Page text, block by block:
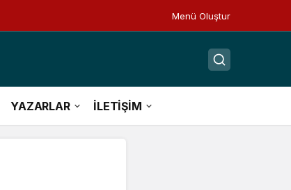
Menü Oluştur
YAZARLAR İLETİŞİM